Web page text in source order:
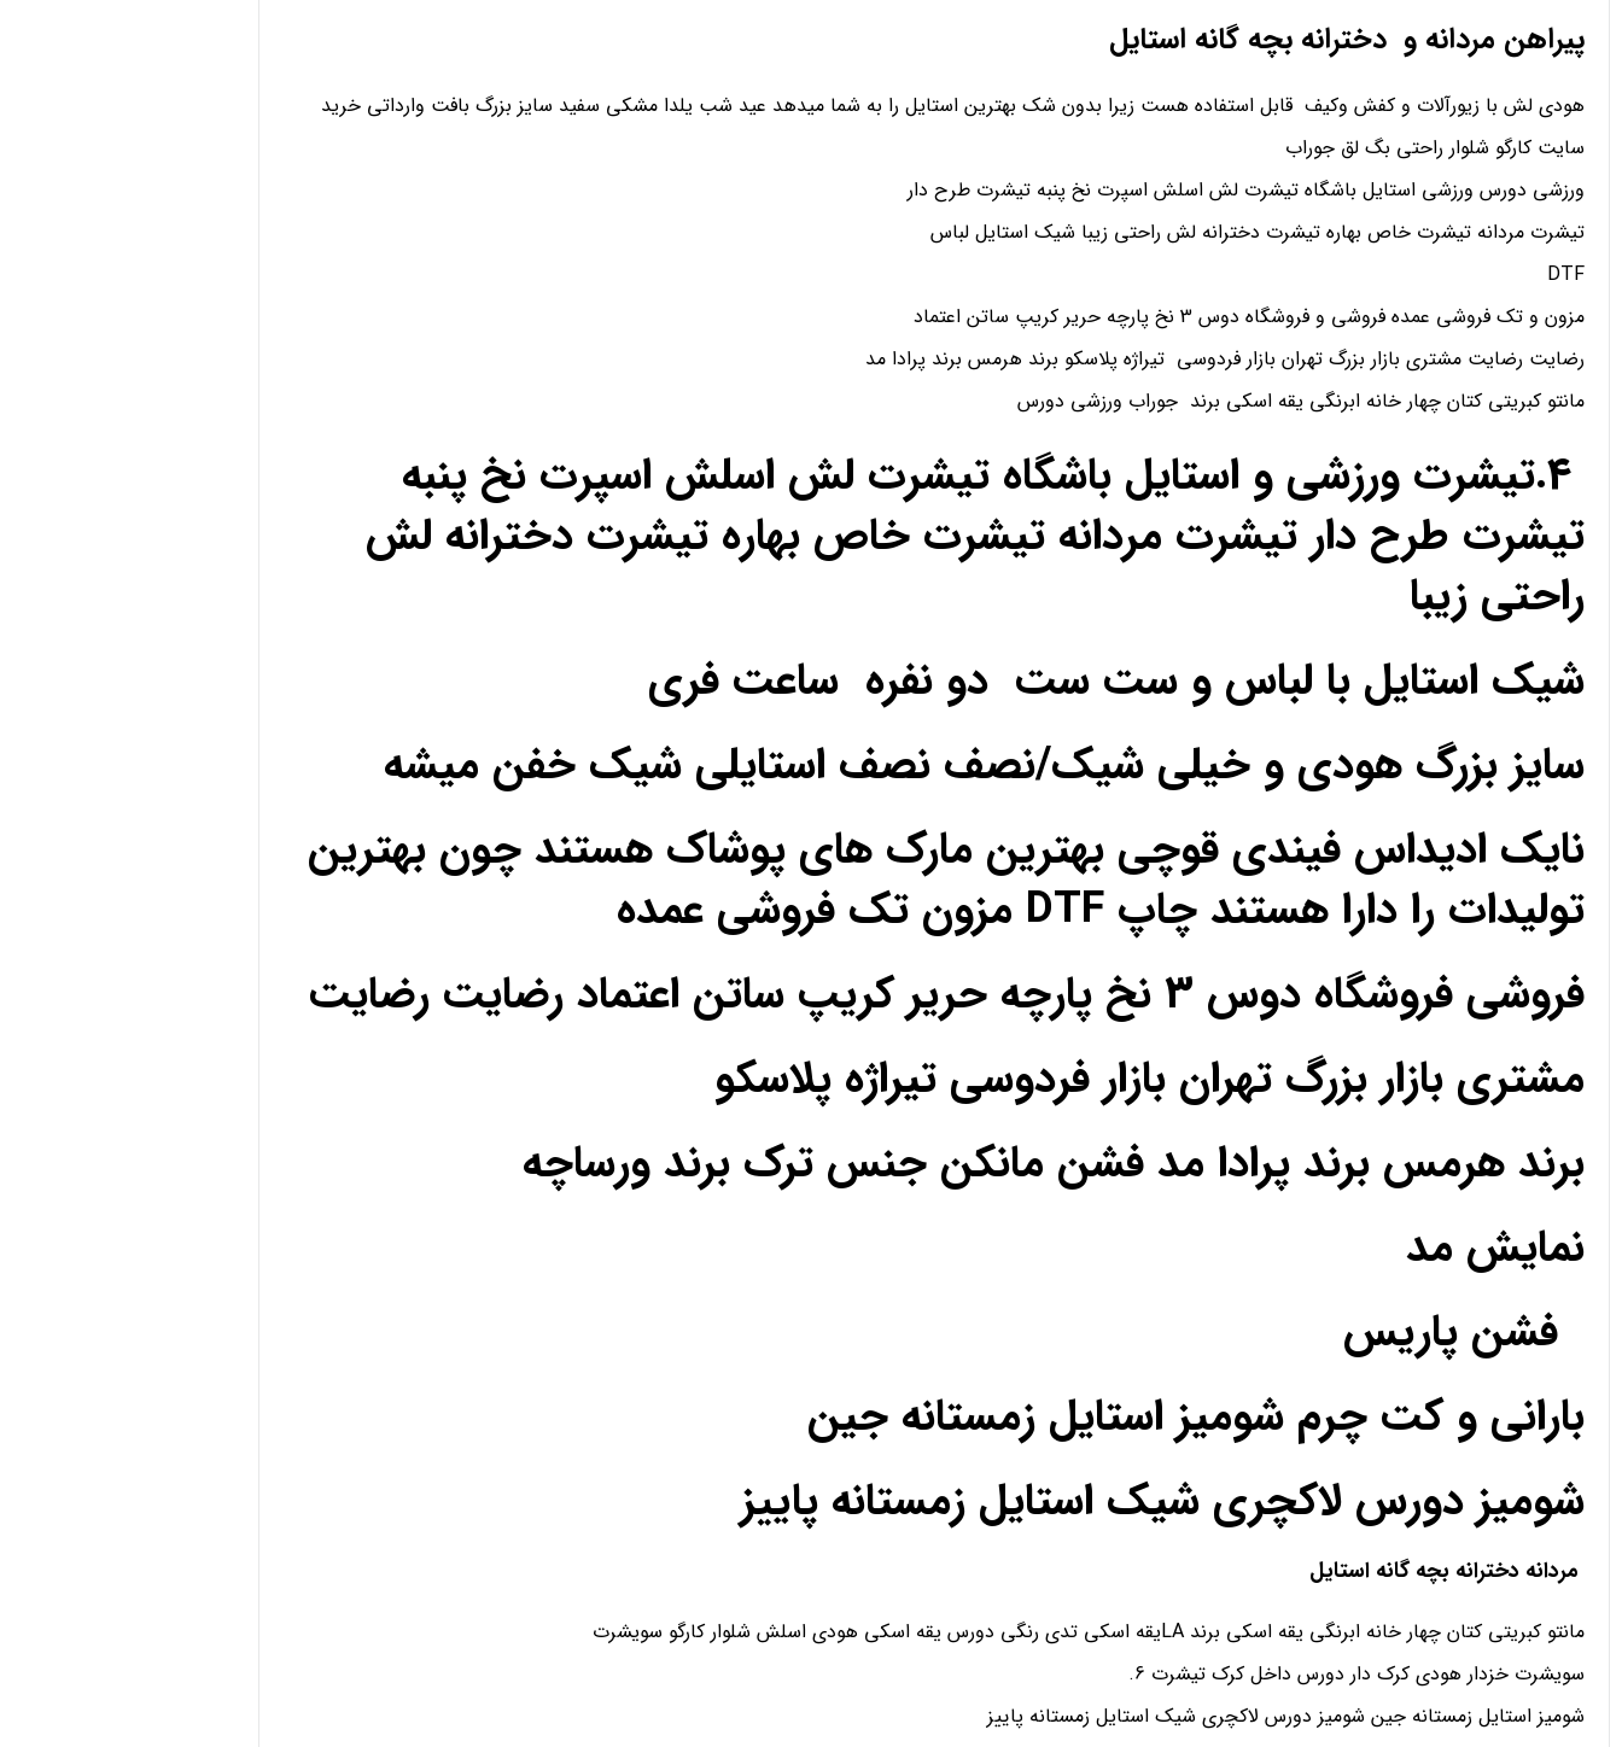
پیراهن مردانه و دخترانه بچه گانه استایل
هودی لش با زیورآلات و کفش وکیف قابل استفاده هست زیرا بدون شک بهترین استایل را به شما میدهد عید شب یلدا مشکی سفید سایز بزرگ بافت وارداتی خرید
سایت کارگو شلوار راحتی بگ لق جوراب
ورزشی دورس ورزشی استایل باشگاه تیشرت لش اسلش اسپرت نخ پنبه تیشرت طرح دار
تیشرت مردانه تیشرت خاص بهاره تیشرت دخترانه لش راحتی زیبا شیک استایل لباس
DTF
مزون و تک فروشی عمده فروشی و فروشگاه دوس 3 نخ پارچه حریر کریپ ساتن اعتماد
رضایت رضایت مشتری بازار بزرگ تهران بازار فردوسی تیراژه پلاسکو برند هرمس برند پرادا مد
مانتو کبریتی کتان چهار خانه ابرنگی یقه اسکی برند جوراب ورزشی دورس
4.تیشرت ورزشی و استایل باشگاه تیشرت لش اسلش اسپرت نخ پنبه
تیشرت طرح دار تیشرت مردانه تیشرت خاص بهاره تیشرت دخترانه لش
راحتی زیبا
شیک استایل با لباس و ست ست دو نفره ساعت فری
سایز بزرگ هودی و خیلی شیک/نصف نصف استایلی شیک خفن میشه
نایک ادیداس فیندی قوچی بهترین مارک های پوشاک هستند چون بهترین
تولیدات را دارا هستند چاپ DTF مزون تک فروشی عمده
فروشی فروشگاه دوس 3 نخ پارچه حریر کریپ ساتن اعتماد رضایت رضایت
مشتری بازار بزرگ تهران بازار فردوسی تیراژه پلاسکو
برند هرمس برند پرادا مد فشن مانکن جنس ترک برند ورساچه
نمایش مد
فشن پاریس
بارانی و کت چرم شومیز استایل زمستانه جین
شومیز دورس لاکچری شیک استایل زمستانه پاییز
مردانه دخترانه بچه گانه استایل
مانتو کبریتی کتان چهار خانه ابرنگی یقه اسکی برند LAیقه اسکی تدی رنگی دورس یقه اسکی هودی اسلش شلوار کارگو سویشرت
سویشرت خزدار هودی کرک دار دورس داخل کرک تیشرت 6.
شومیز استایل زمستانه جین شومیز دورس لاکچری شیک استایل زمستانه پاییز